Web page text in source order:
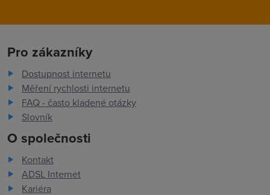
Pro zákazníky
Dostupnost internetu
Měření rychlosti internetu
FAQ - často kladené otázky
Slovník
O společnosti
Kontakt
ADSL Internet
Kariéra